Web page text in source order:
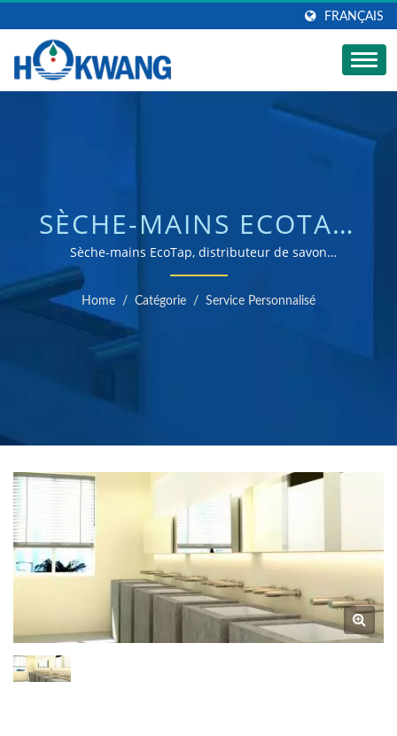
FRANÇAIS
SÈCHE-MAINS ECOTAP,
DISTRIBUTEUR DE
SAVON AUTOMATIQUE
ET ROBINET
AUTOMATIQUE |
FABRICANT DE
ROBINETS D'EAU POUR
CUISINE ET SALLE DE
BAIN | HOKWANG
Sèche-mains EcoTap, distributeur de savon
automatique et robinet automatique | Fabricant de
sèche-mains et de distributeurs de savon certifié ISO
Home / Catégorie / Service Personnalisé